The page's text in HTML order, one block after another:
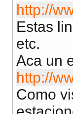
http://
Estas
etc.
Aca un
http://
Como